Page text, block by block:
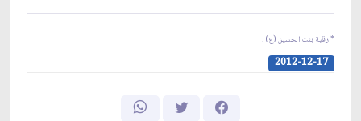
* رقية بنت الحسين (ع) .
2012-12-17